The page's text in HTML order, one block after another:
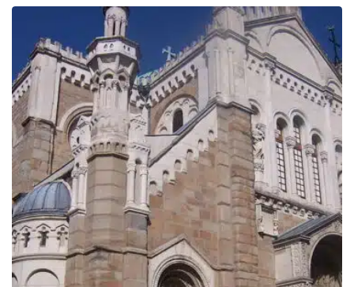
prix :
à
329.00€